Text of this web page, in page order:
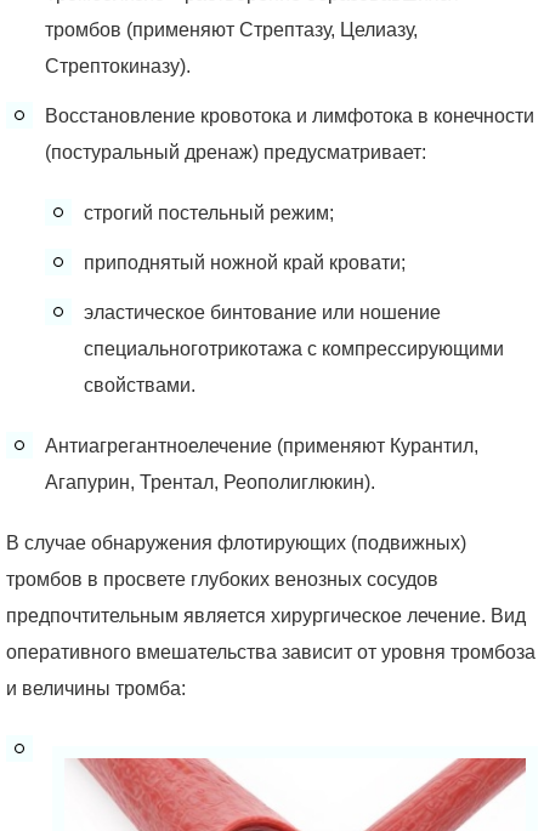
тромбов (применяют Стрептазу, Целиазу,
Стрептокиназу).
Восстановление кровотока и лимфотока в конечности
(постуральный дренаж) предусматривает:
строгий постельный режим;
приподнятый ножной край кровати;
эластическое бинтование или ношение
специальноготрикотажа с компрессирующими
свойствами.
Антиагрегантноелечение (применяют Курантил,
Агапурин, Трентал, Реополиглюкин).
В случае обнаружения флотирующих (подвижных)
тромбов в просвете глубоких венозных сосудов
предпочтительным является хирургическое лечение. Вид
оперативного вмешательства зависит от уровня тромбоза
и величины тромба: